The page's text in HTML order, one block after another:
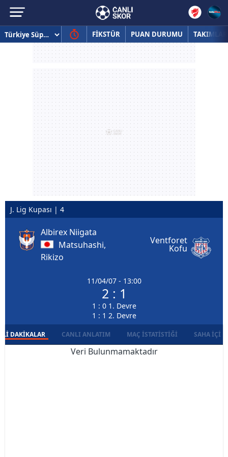
FİKSTÜR PUAN DURUMU TAKIMLAR
J. Lig Kupası | 4
Albirex Niigata
Matsuhashi,
Rikizo
11/04/07 - 13:00
2 : 1
1 : 0 1. Devre
1 : 1 2. Devre
Ventforet
Kofu
DAKIKALAR CANLI ANLATIM MAÇ İSTATISTIĞI SAHA İÇI
Veri Bulunmamaktadır